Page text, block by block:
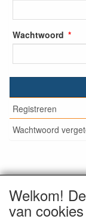
Wachtwoord
Registreren
Wachtwoord
zijn inclusief
staat aangegeven.
Welkom!
van cookies